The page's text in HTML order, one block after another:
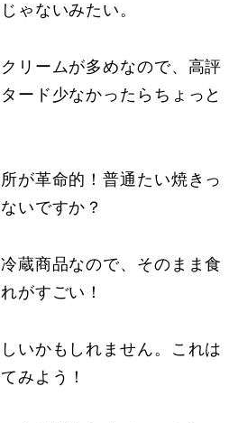
ゃないみたい。
リームが多めなので、高評
ード少なかったらちょっと
が革命的！普通たい焼きっ
いですか？
蔵商品なので、そのまま食
がすごい！
いかもしれません。これは
みよう！